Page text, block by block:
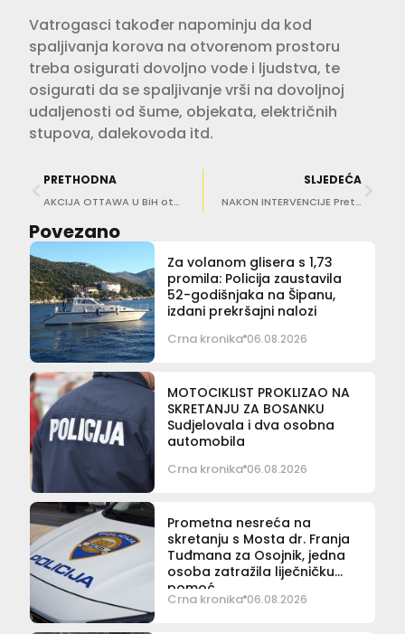
Vatrogasci također napominju da kod
spaljivanja korova na otvorenom prostoru
treba osigurati dovoljno vode i ljudstva, te
osigurati da se spaljivanje vrši na dovoljnoj
udaljenosti od šume, objekata, električnih
stupova, dalekovoda itd.
PRETHODNA
AKCIJA OTTAWA U BiH otkrivena droga prokrijumčarena iz luke Ploče, uhićeno devet osoba
SLJEDEĆA
NAKON INTERVENCIJE Pretragom kontejnera u luci Ploče pronađeno 105 kilograma marihuane
Povezano
Za volanom glisera s 1,73
promila: Policija zaustavila
52-godišnjaka na Šipanu,
izdani prekršajni nalozi
Crna kronika 06.08.2026
MOTOCIKLIST PROKLIZAO NA
SKRETANJU ZA BOSANKU
Sudjelovala i dva osobna
automobila
Crna kronika 06.08.2026
Prometna nesreća na
skretanju s Mosta dr. Franja
Tuđmana za Osojnik, jedna
osoba zatražila liječničku
pomoć
Crna kronika 06.08.2026